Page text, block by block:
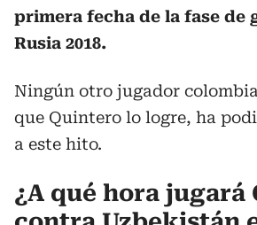
primera fecha de la fase de
Rusia 2018.
Ningún otro jugador
que Quintero lo logre, ha
a este hito.
¿A qué hora jugará